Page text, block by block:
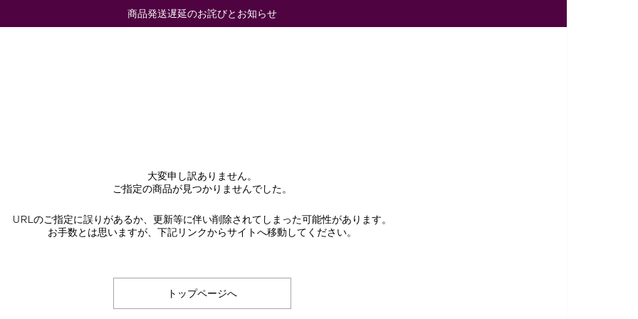
商品発送遅延のお詫びとお知らせ
大変申し訳ありません。
ご指定の商品が見つかりませんでした。
URLのご指定に誤りがあるか、更新等に伴い削除されてしまった可能性があります。
お手数とは思いますが、下記リンクからサイトへ移動してください。
トップページへ